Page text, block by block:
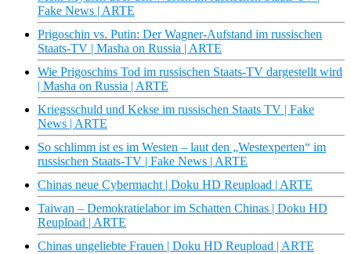
Fake News | ARTE
Prigoschin vs. Putin: Der Wagner-Aufstand im russischen
Staats-TV | Masha on Russia | ARTE
Wie Prigoschins Tod im russischen Staats-TV dargestellt wird
| Masha on Russia | ARTE
Kriegsschuld und Kekse im russischen Staats TV | Fake
News | ARTE
So schlimm ist es im Westen – laut den „Westexperten“ im
russischen Staats-TV | Fake News | ARTE
Chinas neue Cybermacht | Doku HD Reupload | ARTE
Taiwan – Demokratielabor im Schatten Chinas | Doku HD
Reupload | ARTE
Chinas ungeliebte Frauen | Doku HD Reupload | ARTE